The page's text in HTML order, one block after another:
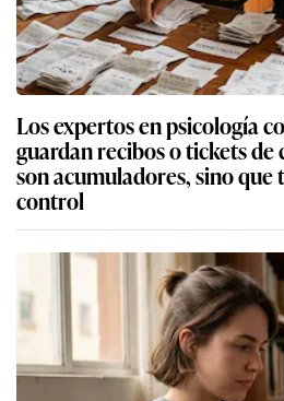
Los expertos en psicología
guardan recibos o tickets de
son acumuladores, sino que
control